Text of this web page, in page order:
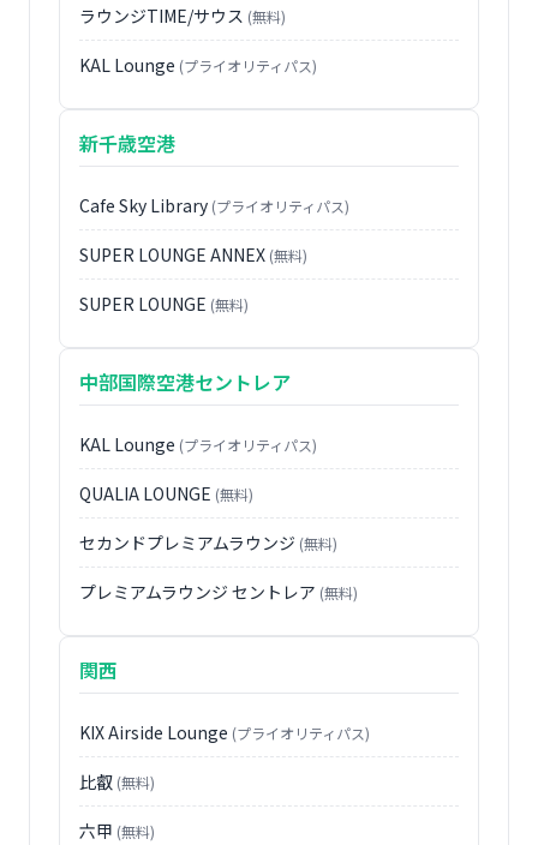
ラウンジTIME/サウス (無料)
KAL Lounge (プライオリティパス)
新千歳空港
Cafe Sky Library (プライオリティパス)
SUPER LOUNGE ANNEX (無料)
SUPER LOUNGE (無料)
中部国際空港セントレア
KAL Lounge (プライオリティパス)
QUALIA LOUNGE (無料)
セカンドプレミアムラウンジ (無料)
プレミアムラウンジ セントレア (無料)
関西
KIX Airside Lounge (プライオリティパス)
比叡 (無料)
六甲 (無料)